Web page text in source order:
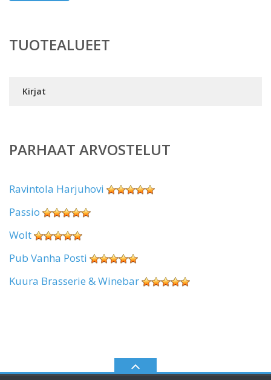
TUOTEALUEET
Kirjat
PARHAAT ARVOSTELUT
Ravintola Harjuhovi
Passio
Wolt
Pub Vanha Posti
Kuura Brasserie & Winebar